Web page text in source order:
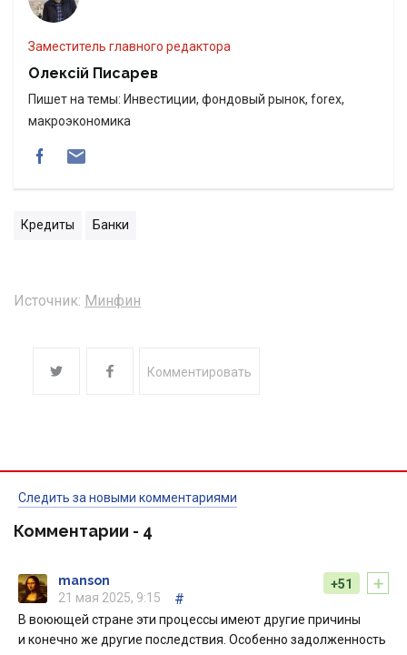
Заместитель главного редактора
Олексій Писарев
Пишет на темы: Инвестиции, фондовый рынок, forex,
макроэкономика
Кредиты Банки
Источник: Минфин
Комментировать
Следить за новыми комментариями
Комментарии - 4
+
+51
manson
21 мая 2025, 9:15
#
В воюющей стране эти процессы имеют другие причины
и конечно же другие последствия. Особенно задолженность